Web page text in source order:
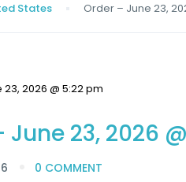
States Order – June 23,
June 23, 2026
0 COMMENT